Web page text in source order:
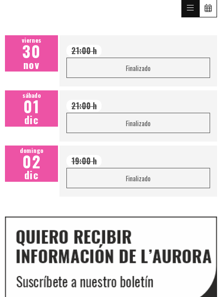
viernes
30
nov
21:00 h
Finalizado
sábado
01
dic
21:00 h
Finalizado
domingo
02
dic
19:00 h
Finalizado